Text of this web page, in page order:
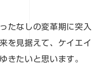
たなしの変革期に突入
を見据えて、ケイエイ
きたいと思います。